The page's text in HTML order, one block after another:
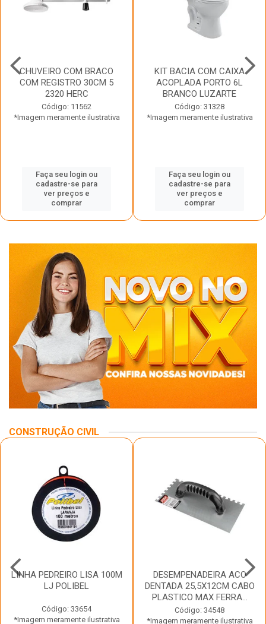
CHUVEIRO COM BRACO
COM REGISTRO 30CM 5
2320 HERC
Código: 11562
*Imagem meramente ilustrativa
Faça seu login ou
cadastre-se para
ver preços e
comprar
KIT BACIA COM CAIXA
ACOPLADA PORTO 6L
BRANCO LUZARTE
Código: 31328
*Imagem meramente ilustrativa
Faça seu login ou
cadastre-se para
ver preços e
comprar
CONSTRUÇÃO CIVIL
LINHA PEDREIRO LISA 100M
LJ POLIBEL
Código: 33654
*Imagem meramente ilustrativa
DESEMPENADEIRA ACO
DENTADA 25,5X12CM CABO
PLASTICO MAX FERRA...
Código: 34548
*Imagem meramente ilustrativa